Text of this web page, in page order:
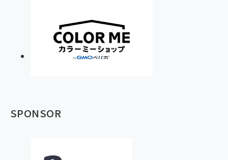
SPONSOR